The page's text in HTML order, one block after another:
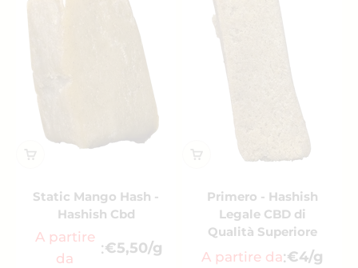
Static Mango Hash -
Hashish Cbd
A partire
da
:€5,50/g
Primero - Hashish
Legale CBD di
Qualità Superiore
A partire da:€4/g